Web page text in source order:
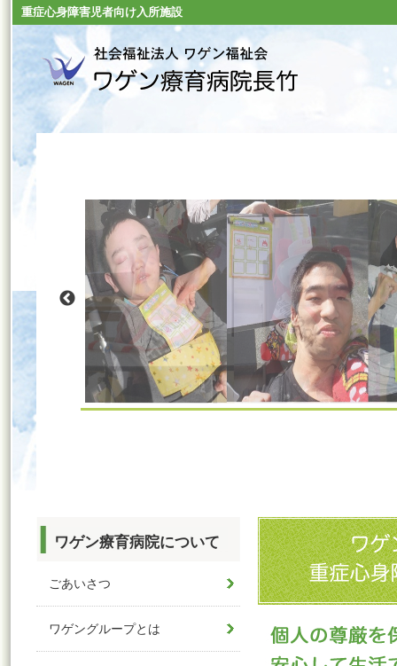
重症心身障害児者向け入所施設
ワゲン療育病院について
ごあいさつ
ワゲングループとは